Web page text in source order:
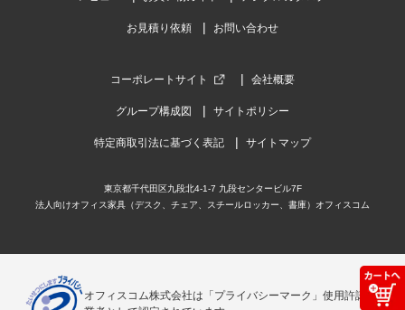
お見積り依頼 お問い合わせ
コーポレートサイト 会社概要
グループ構成図 サイトポリシー
特定商取引法に基づく表記 サイトマップ
東京都千代田区九段北4-1-7 九段センタービル7F
法人向けオフィス家具（デスク、チェア、スチールロッカー、書庫）オフィスコム
オフィスコム株式会社は「プライバシーマーク」使用許諾事